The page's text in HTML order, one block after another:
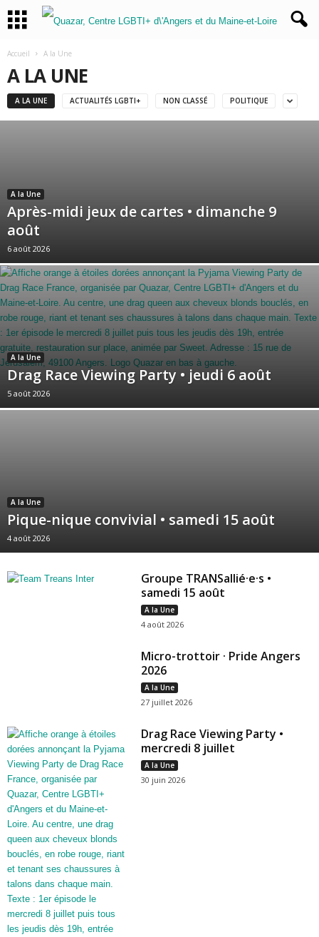
Accueil A la Une
A LA UNE
A LA UNE ACTUALITÉS LGBTI+ NON CLASSÉ POLITIQUE
A la Une
Après-midi jeux de cartes • dimanche 9
août
6 août 2026
A la Une
Drag Race Viewing Party • jeudi 6 août
5 août 2026
A la Une
Pique-nique convivial • samedi 15 août
4 août 2026
Groupe TRANSallié·e·s •
samedi 15 août
A la Une
4 août 2026
Micro-trottoir · Pride Angers
2026
A la Une
27 juillet 2026
Drag Race Viewing Party •
mercredi 8 juillet
A la Une
30 juin 2026